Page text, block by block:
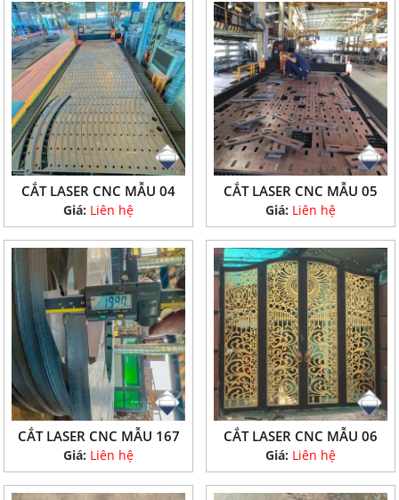
CẮT LASER CNC MẪU 04
Giá: Liên hệ
CẮT LASER CNC MẪU 05
Giá: Liên hệ
CẮT LASER CNC MẪU 167
Giá: Liên hệ
CẮT LASER CNC MẪU 06
Giá: Liên hệ